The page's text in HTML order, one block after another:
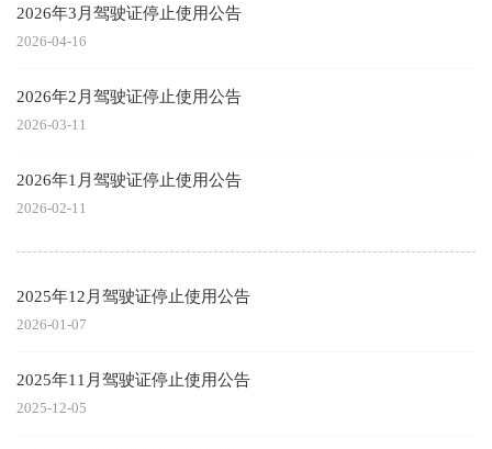
2026年3月驾驶证停止使用公告
2026-04-16
2026年2月驾驶证停止使用公告
2026-03-11
2026年1月驾驶证停止使用公告
2026-02-11
2025年12月驾驶证停止使用公告
2026-01-07
2025年11月驾驶证停止使用公告
2025-12-05